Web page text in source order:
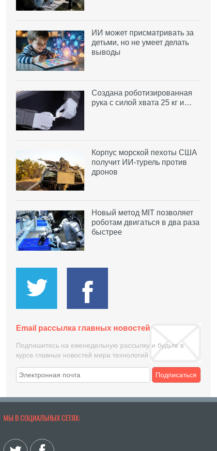
ИИ может присматривать за
детьми, но не умеет делать
выводы
Создана роботизированная
рука с силой хвата 25 кг и…
Корпус морской пехоты США
получит ИИ-турель против
дронов
Новый метод MIT позволяет
роботам двигаться в два раза
быстрее
Email рассылка главных новостей
Подпишитесь на еженедельную рассылку и будьте в
курсе главных новостей мира технологий
Подписаться
МЫ В СОЦИАЛЬНЫХ СЕТЯХ: